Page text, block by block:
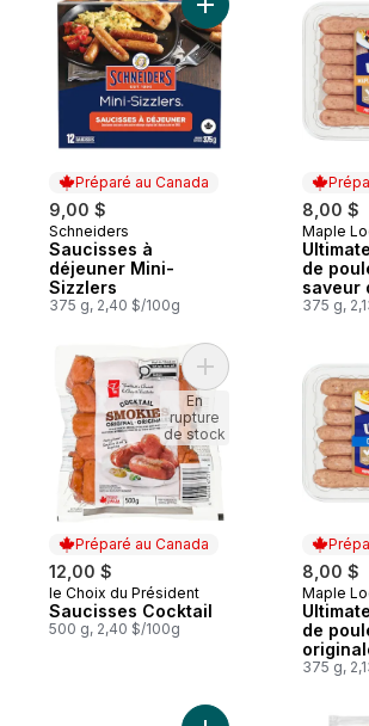
Préparé au Canada
9,00 $
Préparé au Canada
Schneiders
Saucisses à
déjeuner Mini-
Sizzlers
375 g, 2,40 $/100g
Ajouter Saucisses à
8,00 $
Maple
de
saveur
375 g,
Préparé au Canada
12,00 $
Préparé au Canada
le Choix du Président
Saucisses Cocktail
500 g, 2,40 $/100g
Ajouter Saucisses
En
rupture
de stock
8,00 $
Maple
de
375 g,